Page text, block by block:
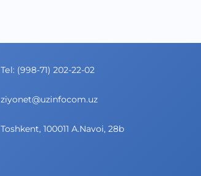
Теl: (998-71) 202-22-02
ziyonet@uzinfocom.uz
Toshkent, 100011 A.Navoi, 28b